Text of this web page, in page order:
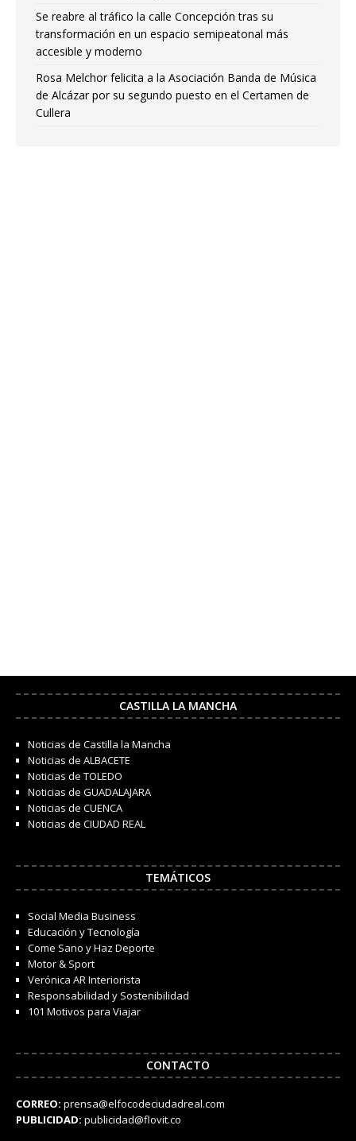
Se reabre al tráfico la calle Concepción tras su
transformación en un espacio semipeatonal más
accesible y moderno
Rosa Melchor felicita a la Asociación Banda de Música
de Alcázar por su segundo puesto en el Certamen de
Cullera
CASTILLA LA MANCHA
Noticias de Castilla la Mancha
Noticias de ALBACETE
Noticias de TOLEDO
Noticias de GUADALAJARA
Noticias de CUENCA
Noticias de CIUDAD REAL
TEMÁTICOS
Social Media Business
Educación y Tecnología
Come Sano y Haz Deporte
Motor & Sport
Verónica AR Interiorista
Responsabilidad y Sostenibilidad
101 Motivos para Viajar
CONTACTO
CORREO: prensa@elfocodeciudadreal.com
PUBLICIDAD: publicidad@flovit.co